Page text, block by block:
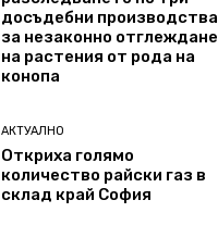
досъдебни производства
за незаконно отглеждане
на растения от рода на
конопа
АКТУАЛНО
Откриха голямо
количество райски газ в
склад край София